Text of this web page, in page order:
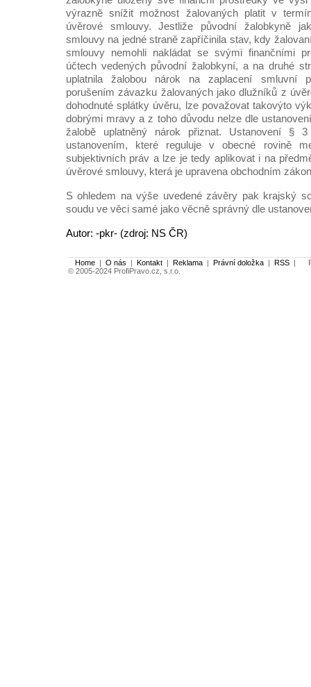
výrazně snížit možnost žalovaných platit v
úvěrové smlouvy. Jestliže původní žalobkyně
smlouvy na jedné straně zapříčinila stav, kdy
smlouvy nemohli nakládat se svými finančními
účtech vedených původní žalobkyní, a na druhé
uplatnila žalobou nárok na zaplacení smluvní
porušením závazku žalovaných jako dlužníků z
dohodnuté splátky úvěru, lze považovat takovýto
dobrými mravy a z toho důvodu nelze dle
žalobě uplatněný nárok přiznat. Ustanovení
ustanovením, které reguluje v obecné rovině
subjektivních práv a lze je tedy aplikovat i na
úvěrové smlouvy, která je upravena obchodním
S ohledem na výše uvedené závěry pak krajský
soudu ve věci samé jako věcně správný dle
Autor: -pkr- (zdroj: NS ČR)
Home | O nás | Kontakt | Reklama | Právní doložka | RSS |
© 2005-2024 ProfiPravo.cz, s.r.o.